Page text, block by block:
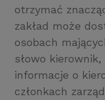
otrzymać
zakład może
osobach
słowo
informacje o
członkach